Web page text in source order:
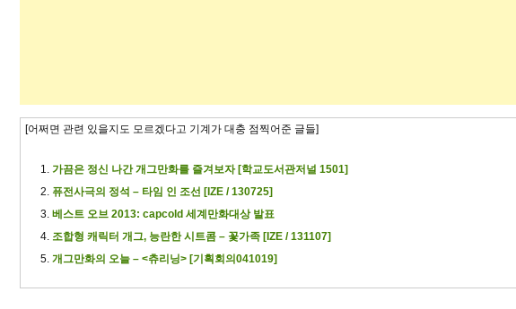
[어쩌면 관련 있을지도 모르겠다고 기계가 대충 점찍어준 글들]
가끔은 정신 나간 개그만화를 즐겨보자 [학교도서관저널 1501]
퓨전사극의 정석 – 타임 인 조선 [IZE / 130725]
베스트 오브 2013: capcold 세계만화대상 발표
조합형 캐릭터 개그, 능란한 시트콤 – 꽃가족 [IZE / 131107]
개그만화의 오늘 – <츄리닝> [기획회의041019]